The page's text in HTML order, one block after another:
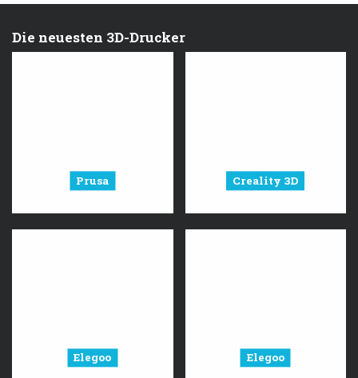
Die neuesten 3D-Drucker
Prusa Creality 3D
Elegoo Elegoo